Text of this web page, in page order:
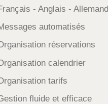
- Anglais - Allemand
automatisés
réservations
calendrier
tarifs
fluide et efficace